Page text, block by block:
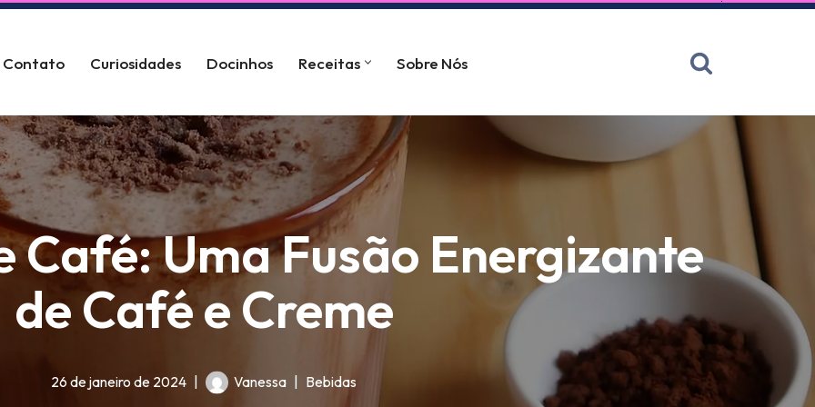
Contato Curiosidades Docinhos Receitas Sobre Nós
Café: Uma Fusão Energizante
de Café e Creme
26 de janeiro de 2024 Vanessa Bebidas